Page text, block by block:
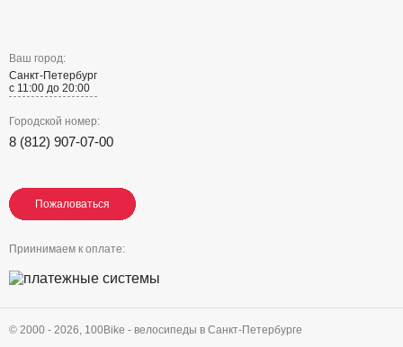
Ваш город:
Санкт-Петербург
с 11:00 до 20:00
Городской номер:
8 (812) 907-07-00
Пожаловаться
Пожаловаться
Пожаловаться
Приинимаем к оплате:
© 2000 - 2026, 100Bike - велосипеды в Санкт-Петербурге